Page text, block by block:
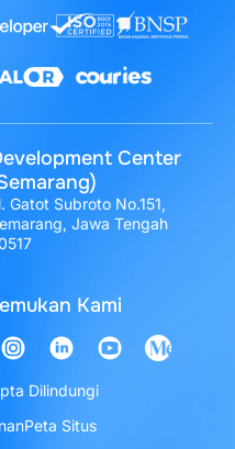
Center
Gatot Subroto No.151,
Jawa Tengah
Kami
Dilindungi
Peta Situs